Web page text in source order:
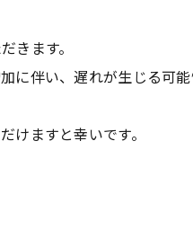
きます。
に伴い、遅れが生じる可
ますと幸いです。